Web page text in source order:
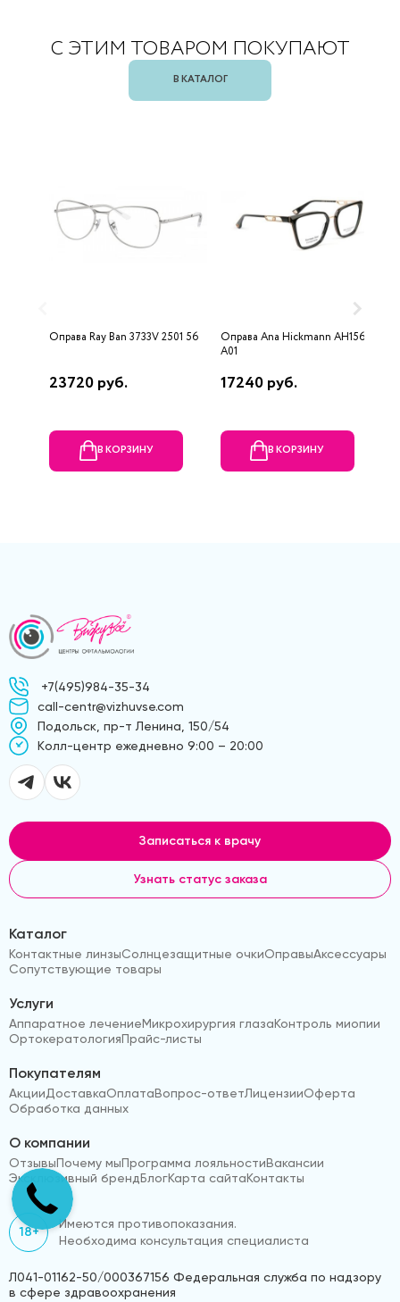
С ЭТИМ ТОВАРОМ ПОКУПАЮТ
В КАТАЛОГ
Оправа Ray Ban 3733V 2501 56
23720 руб.
В КОРЗИНУ
Оправа Ana Hickmann AH1567
A01
17240 руб.
В КОРЗИНУ
+7(495)984-35-34
call-centr@vizhuvse.com
Подольск, пр-т Ленина, 150/54
Kолл-центр ежедневно 9:00 – 20:00
Записаться к врачу
Узнать статус заказа
Каталог
Контактные линзыСолнцезащитные очкиОправыАксессуары
Сопутствующие товары
Услуги
Аппаратное лечениеМикрохирургия глазаКонтроль миопии
ОртокератологияПрайс-листы
Покупателям
АкцииДоставкаОплатаВопрос-ответЛицензииОферта
Обработка данных
О компании
ОтзывыПочему мыПрограмма лояльностиВакансии
Эксклюзивный брендБлогКарта сайтаКонтакты
18+
Имеются противопоказания.
Необходима консультация специалиста
Л041-01162-50/000367156 Федеральная служба по надзору
в сфере здравоохранения